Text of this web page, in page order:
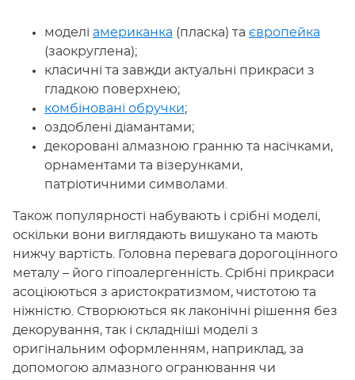
моделі американка (пласка) та європейка
(заокруглена);
класичні та завжди актуальні прикраси з
гладкою поверхнею;
комбіновані обручки;
оздоблені діамантами;
декоровані алмазною гранню та насічками,
орнаментами та візерунками,
патріотичними символами.
Також популярності набувають і срібні моделі,
оскільки вони виглядають вишукано та мають
нижчу вартість. Головна перевага дорогоцінного
металу – його гіпоалергенність. Срібні прикраси
асоціюються з аристократизмом, чистотою та
ніжністю. Створюються як лаконічні рішення без
декорування, так і складніші моделі з
оригінальним оформленням, наприклад, за
допомогою алмазного огранювання чи